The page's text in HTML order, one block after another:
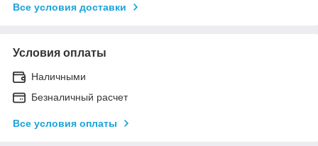
Все условия доставки
Условия оплаты
Наличными
Безналичный расчет
Все условия оплаты